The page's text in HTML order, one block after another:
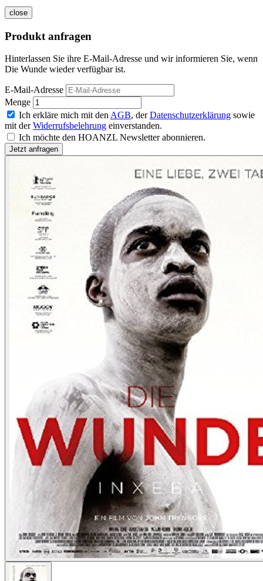
close
Produkt anfragen
Hinterlassen Sie ihre E-Mail-Adresse und wir informieren Sie, wenn
Die Wunde wieder verfügbar ist.
E-Mail-Adresse
Menge
Ich erkläre mich mit den AGB, derDatenschutzerklärung sowie
mit derWiderrufsbelehrung einverstanden.
Ich möchte den HOANZL Newsletter abonnieren.